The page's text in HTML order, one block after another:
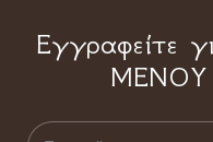
Εγγραφείτε
ΜΕΝΟΥ